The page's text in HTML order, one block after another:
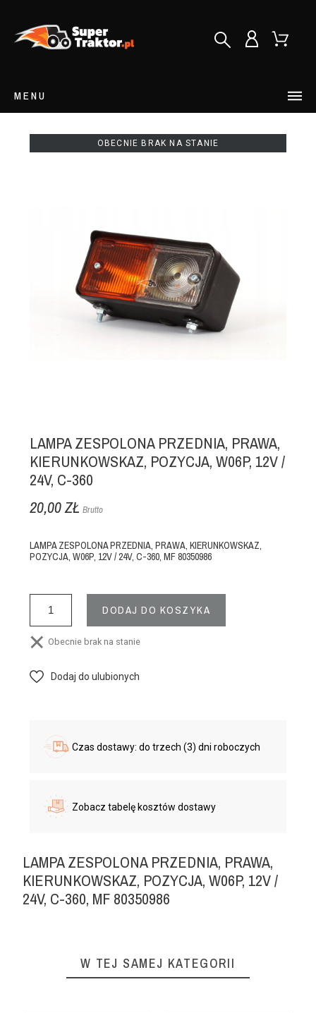
MENU
OBECNIE BRAK NA STANIE
LAMPA ZESPOLONA PRZEDNIA, PRAWA,
KIERUNKOWSKAZ, POZYCJA, W06P, 12V /
24V, C-360
20,00 ZŁ Brutto
LAMPA ZESPOLONA PRZEDNIA, PRAWA, KIERUNKOWSKAZ,
POZYCJA, W06P, 12V / 24V, C-360, MF 80350986
DODAJ DO KOSZYKA
Obecnie brak na stanie
Dodaj do ulubionych
Czas dostawy: do trzech (3) dni roboczych
Zobacz tabelę kosztów dostawy
LAMPA ZESPOLONA PRZEDNIA, PRAWA,
KIERUNKOWSKAZ, POZYCJA, W06P, 12V /
24V, C-360, MF 80350986
W TEJ SAMEJ KATEGORII